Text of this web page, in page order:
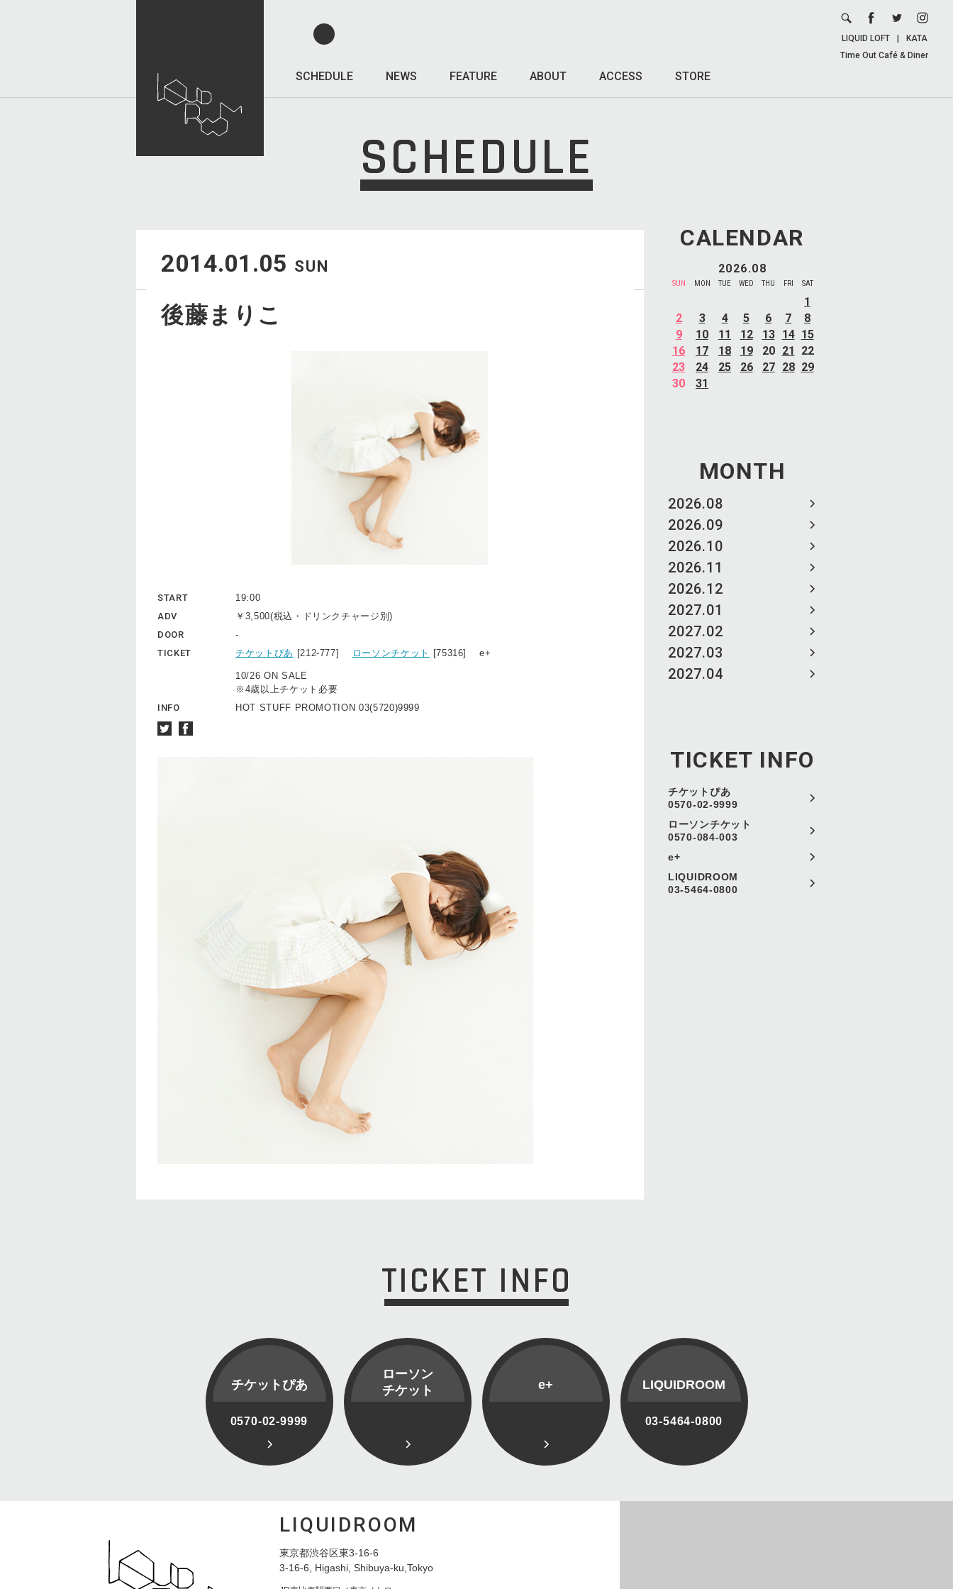
SCHEDULE NEWS FEATURE ABOUT ACCESS STORE
LIQUID LOFT
KATA
Time Out Café & Diner
SCHEDULE
CALENDAR
2026.08
SUN MON TUE WED THU FRI SAT
1
2
3 4 5 6 7
8
9
10 11 12 13 14 15
16
17 18 19 20 21
22
23
24 25 26 27 28 29
30
31
MONTH
2026.08
2026.09
2026.10
2026.11
2026.12
2027.01
2027.02
2027.03
2027.04
TICKET INFO
チケットぴあ
0570-02-9999
ローソンチケット
0570-084-003
e+
LIQUIDROOM
03-5464-0800
2014.01.05 SUN
後藤まりこ
START
19:00
ADV
￥3,500(税込・ドリンクチャージ別)
DOOR
-
TICKET
チケットぴあ [212-777] ローソンチケット [75316] e+
10/26 ON SALE
※4歳以上チケット必要
INFO
HOT STUFF PROMOTION 03(5720)9999
TICKET INFO
チケットぴあ
0570-02-9999
ローソン
チケット
e+ LIQUIDROOM
03-5464-0800
LIQUIDROOM
東京都渋谷区東3-16-6
3-16-6, Higashi, Shibuya-ku,Tokyo